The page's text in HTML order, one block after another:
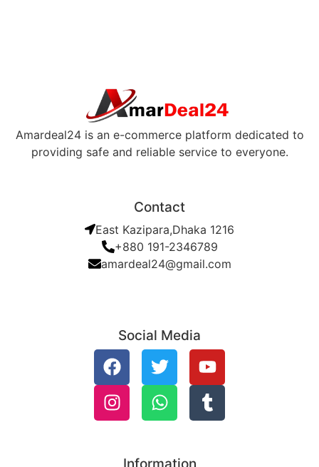
Amardeal24 is an e-commerce platform dedicated to
providing safe and reliable service to everyone.
Contact
East Kazipara,Dhaka 1216
+880 191-2346789
amardeal24@gmail.com
Social Media
Information